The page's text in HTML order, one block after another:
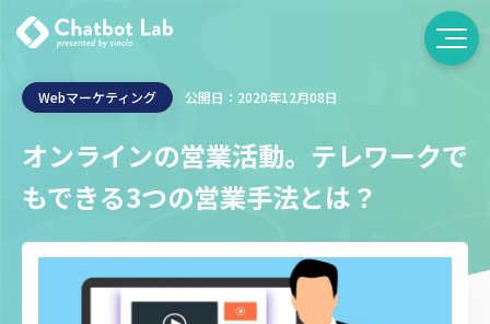
Webマーケティング 公開日：2020年12月08日
オンラインの営業活動。 テレワークで
もできる3つの営業手法とは？